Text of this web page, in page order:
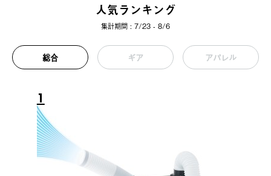
人気ランキング
集計期間 : 7/23 - 8/6
総合 ギア アパレル
1